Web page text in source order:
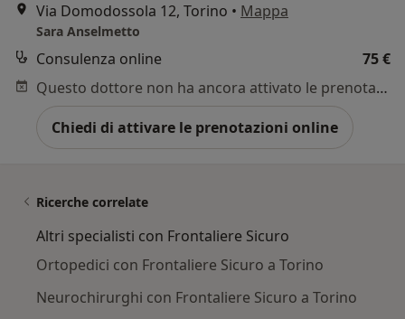
Via Domodossola 12, Torino • Mappa
Sara Anselmetto
Consulenza online
75 €
Questo dottore non ha ancora attivato le prenotazioni online presso questo indirizzo.
Chiedi di attivare le prenotazioni online
Ricerche correlate
Altri specialisti con Frontaliere Sicuro
Ortopedici con Frontaliere Sicuro a Torino
Neurochirurghi con Frontaliere Sicuro a Torino